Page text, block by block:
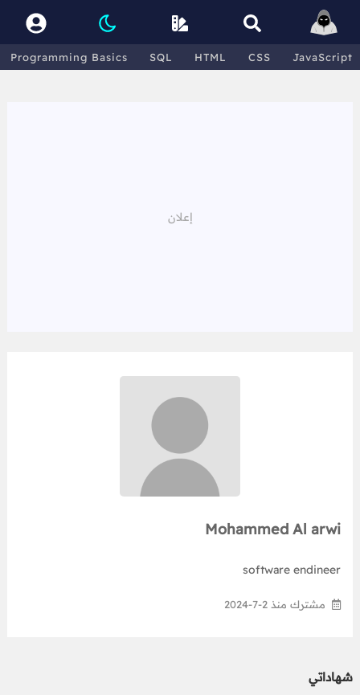
Programming Basics SQL HTML CSS JavaScript
Mohammed Al arwi
software endineer
مشترك منذ 2-7-2024
شهاداتي